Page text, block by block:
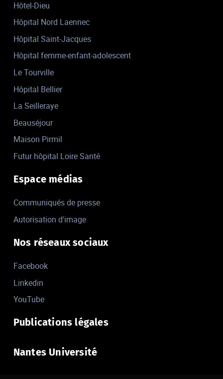
Hôtel-Dieu
Hôpital Nord Laennec
Hôpital Saint-Jacques
Hôpital femme-enfant-adolescent
Le Tourville
Hôpital Bellier
La Seilleraye
Beauséjour
Maison Pirmil
Futur hôpital Loire Santé
Espace médias
Communiqués de presse
Autorisation d'image
Nos réseaux sociaux
Facebook
Linkedin
YouTube
Publications légales
Nantes Université